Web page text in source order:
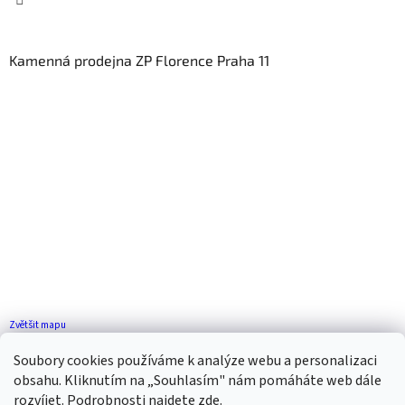
Soubory cookies používáme k analýze webu a personalizaci
obsahu. Kliknutím na „Souhlasím" nám pomáháte web dále
rozvíjet. Podrobnosti najdete zde.
Kamenná prodejna ZP Florence Praha 11
Zvětšit mapu